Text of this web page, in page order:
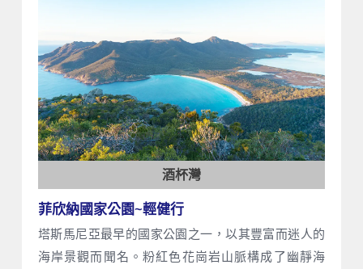
酒杯灣
菲欣納國家公園~輕健行
塔斯馬尼亞最早的國家公園之一，以其豐富而迷人的
海岸景觀而聞名。粉紅色花崗岩山脈構成了幽靜海